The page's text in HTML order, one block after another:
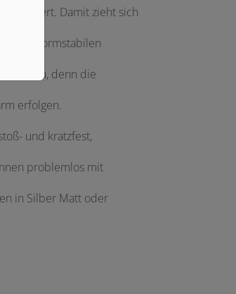
geliefert. Damit zieht sich
formstabilen
Neubau, denn die
erfolgen.
und kratzfest,
problemlos mit
in Silber Matt oder